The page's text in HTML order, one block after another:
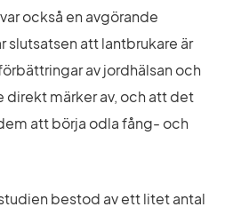
också en avgörande
slutsatsen att lantbrukare är
av jordhälsan och
märker av, och att det
att börja odla fång- och
bestod av ett litet antal